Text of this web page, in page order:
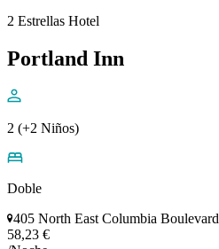
2 Estrellas Hotel
Portland Inn
2 (+2 Niños)
Doble
405 North East Columbia Boulevard
58,23 €